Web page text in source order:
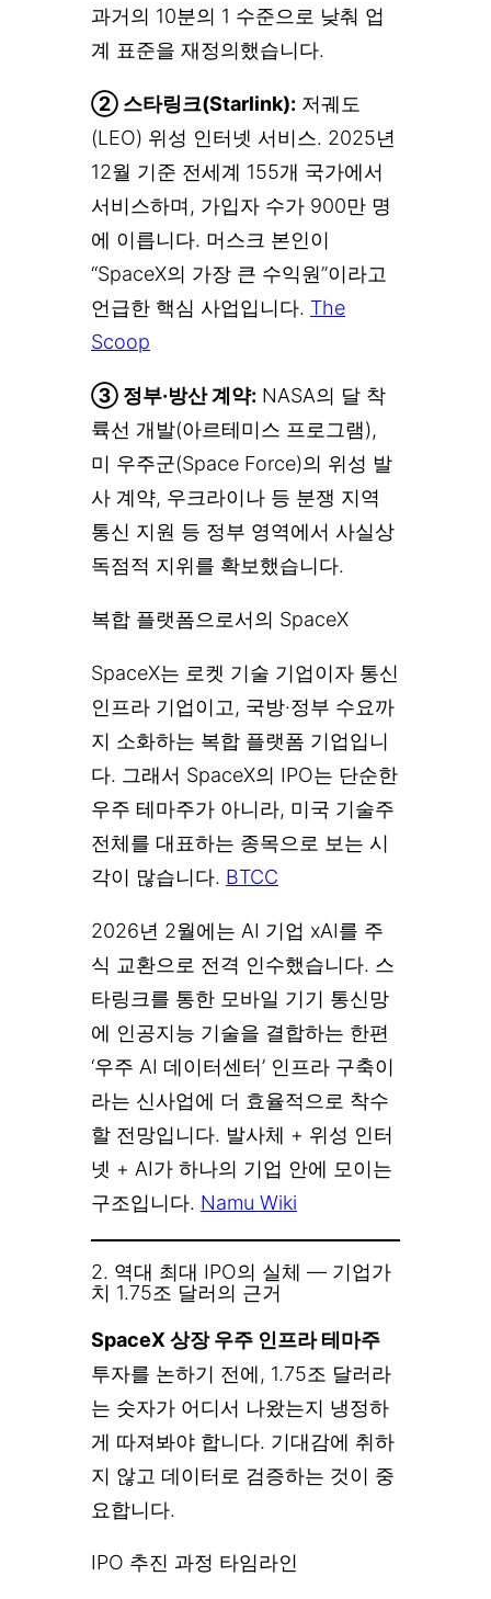
과거의 10분의 1 수준으로 낮춰 업
계 표준을 재정의했습니다.
② 스타링크(Starlink): 저궤도
(LEO) 위성 인터넷 서비스. 2025년
12월 기준 전세계 155개 국가에서
서비스하며, 가입자 수가 900만 명
에 이릅니다. 머스크 본인이
“SpaceX의 가장 큰 수익원”이라고
언급한 핵심 사업입니다. The
Scoop
③ 정부·방산 계약: NASA의 달 착
륙선 개발(아르테미스 프로그램),
미 우주군(Space Force)의 위성 발
사 계약, 우크라이나 등 분쟁 지역
통신 지원 등 정부 영역에서 사실상
독점적 지위를 확보했습니다.
복합 플랫폼으로서의 SpaceX
SpaceX는 로켓 기술 기업이자 통신
인프라 기업이고, 국방·정부 수요까
지 소화하는 복합 플랫폼 기업입니
다. 그래서 SpaceX의 IPO는 단순한
우주 테마주가 아니라, 미국 기술주
전체를 대표하는 종목으로 보는 시
각이 많습니다. BTCC
2026년 2월에는 AI 기업 xAI를 주
식 교환으로 전격 인수했습니다. 스
타링크를 통한 모바일 기기 통신망
에 인공지능 기술을 결합하는 한편
‘우주 AI 데이터센터’ 인프라 구축이
라는 신사업에 더 효율적으로 착수
할 전망입니다. 발사체 + 위성 인터
넷 + AI가 하나의 기업 안에 모이는
구조입니다. Namu Wiki
2. 역대 최대 IPO의 실체 — 기업가
치 1.75조 달러의 근거
SpaceX 상장 우주 인프라 테마주
투자를 논하기 전에, 1.75조 달러라
는 숫자가 어디서 나왔는지 냉정하
게 따져봐야 합니다. 기대감에 취하
지 않고 데이터로 검증하는 것이 중
요합니다.
IPO 추진 과정 타임라인